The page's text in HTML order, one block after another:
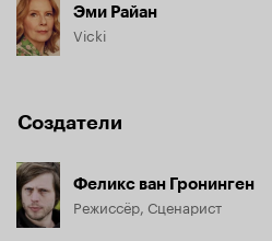
Эми Райан
Vicki
Создатели
Феликс ван Гронинген
Режиссёр, Сценарист